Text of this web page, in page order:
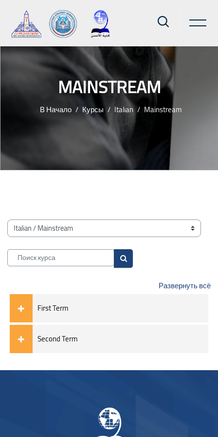
MAINSTREAM
В Начало Курсы Italian Mainstream
Блоки
Категории курсов
Поиск курса
Поиск курса
Развернуть всё
First Term
Second Term
Блоки